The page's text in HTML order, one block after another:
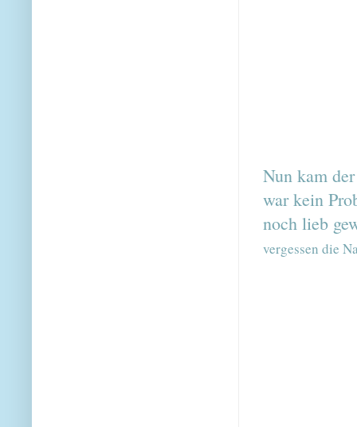
Nun kam
war kein
noch lieb
vergessen die